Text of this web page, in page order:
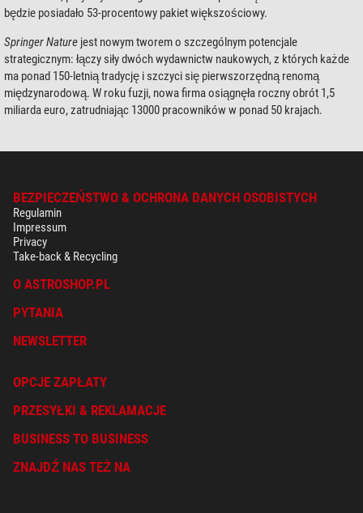
będzie posiadało 53-procentowy pakiet większościowy.
Springer Nature jest nowym tworem o szczególnym potencjale
strategicznym: łączy siły dwóch wydawnictw naukowych, z których każde
ma ponad 150-letnią tradycję i szczyci się pierwszorzędną renomą
międzynarodową. W roku fuzji, nowa firma osiągnęła roczny obrót 1,5
miliarda euro, zatrudniając 13000 pracowników w ponad 50 krajach.
BEZPIECZEŃSTWO & OCHRONA DANYCH OSOBISTYCH
Regulamin
Impressum
Privacy
Take-back & Recycling
O ASTROSHOP.PL
PYTANIA
NEWSLETTER
OPCJE ZAPŁATY
PRZESYŁKI & REKLAMACJE
BUSINESS TO BUSINESS
ZNAJDŹ NAS TEŻ NA